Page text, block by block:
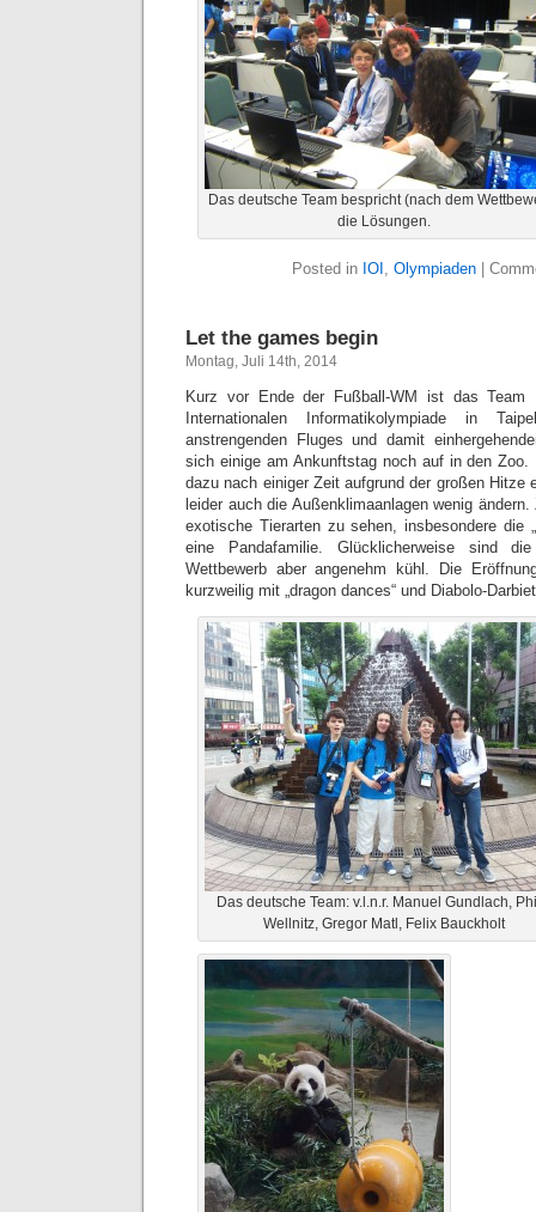
Das deutsche Team bespricht (nach dem
die Lösungen.
Posted in IOI , Olympiaden
Let the games begin
Montag, Juli 14th, 2014
Kurz vor Ende der Fußball-WM ist das
Internationalen Informatikolympiade in
anstrengenden Fluges und damit
sich einige am Ankunftstag noch auf in den
dazu nach einiger Zeit aufgrund der großen Hitze
leider auch die Außenklimaanlagen wenig
exotische Tierarten zu sehen, insbesondere die
eine Pandafamilie. Glücklicherweise sind
Wettbewerb aber angenehm kühl. Die
kurzweilig mit „dragon dances“ und Diabolo-
Das deutsche Team: v.l.n.r. Manuel Gundlach,
Wellnitz, Gregor Matl, Felix Bauckholt